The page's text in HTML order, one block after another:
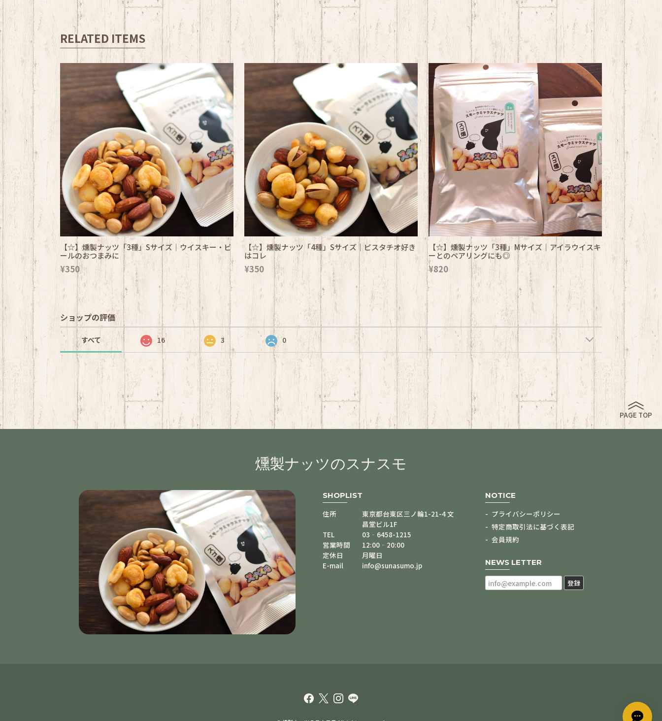
RELATED ITEMS
【☆】燻製ナッツ「3種」Sサイズ｜ウイスキー・ビ
ールのおつまみに
¥350
【☆】燻製ナッツ「4種」Sサイズ｜ピスタチオ好き
はコレ
¥350
【☆】燻製ナッツ「3種」Mサイズ｜アイラウイスキ
ーとのペアリングにも◎
¥820
ショップの評価
すべて 16 3 0
PAGE TOP
燻製ナッツのスナスモ
SHOPLIST
住所
東京都台東区三ノ輪1-21-4 文
昌堂ビル1F
TEL
03‐6458-1215
営業時間
12:00‐20:00
定休日
月曜日
E-mail
info@sunasumo.jp
NOTICE
プライバシーポリシー
特定商取引法に基づく表記
会員規約
NEWS LETTER
登録